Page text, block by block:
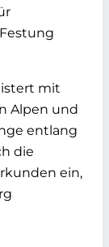
mit
Alpen und
entlang
die
ein,